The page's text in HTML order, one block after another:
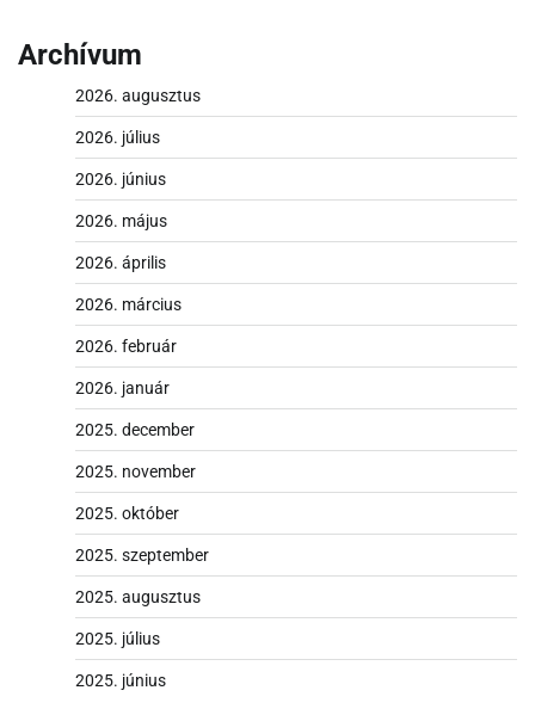
Archívum
2026. augusztus
2026. július
2026. június
2026. május
2026. április
2026. március
2026. február
2026. január
2025. december
2025. november
2025. október
2025. szeptember
2025. augusztus
2025. július
2025. június